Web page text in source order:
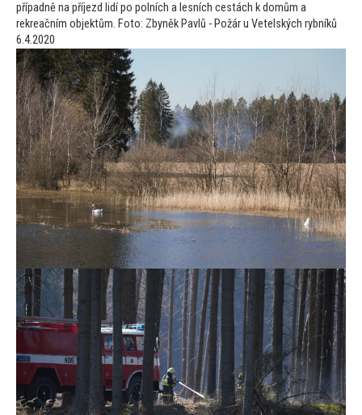
případně na příjezd lidí po polních a lesních cestách k domům a
rekreačním objektům. Foto: Zbyněk Pavlů - Požár u Vetelských rybníků
6.4.2020